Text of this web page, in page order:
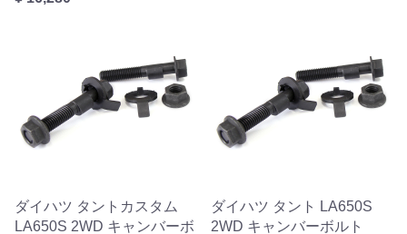
ダイハツ タントカスタム
LA650S 2WD キャンバーボ
ダイハツ タント LA650S
2WD キャンバーボルト